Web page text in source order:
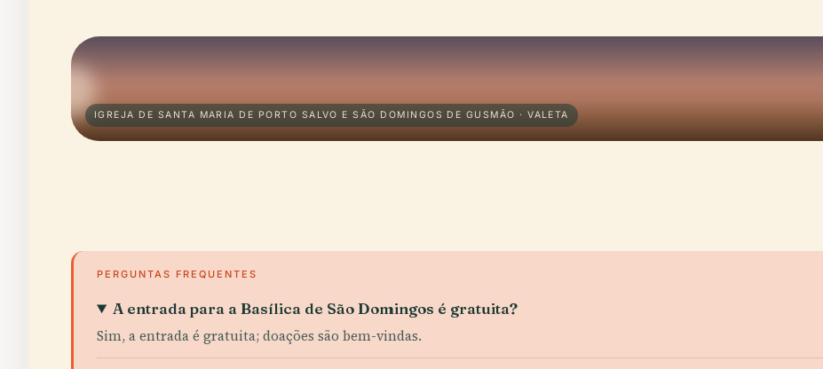
IGREJA DE SANTA MARIA DE PORTO SALVO E SÃO DOMINGOS DE GUSMÃO · VALETA
PERGUNTAS FREQUENTES
A entrada para a Basílica de São Domingos é gratuita?
Sim, a entrada é gratuita; doações são bem-vindas.